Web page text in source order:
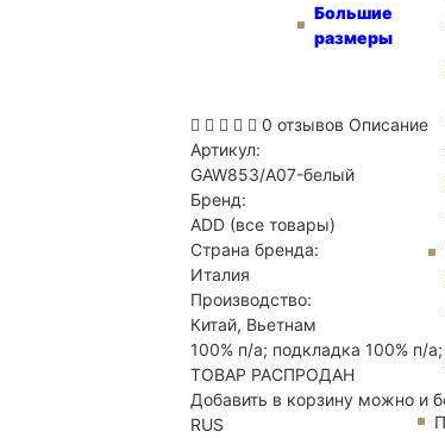
Большие
размеры
0 отзывов Описание
Артикул:
GAW853/A07-белый
Бренд:
ADD (все товары)
Страна бренда:
Италия
Производство:
Китай, Вьетнам
100% п/а; подкладка 100% п/
ТОВАР РАСПРОДАН
Добавить в корзину можно и
RUS